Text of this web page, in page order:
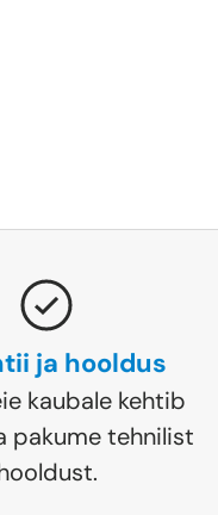
ja hooldus
kaubale kehtib
pakume tehnilist